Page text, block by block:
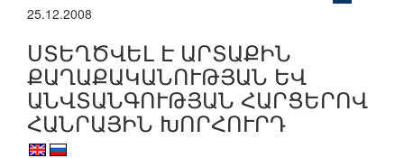
25.12.2008
ՍՏԵՂԾՎԵԼ Է ԱՐՏԱՔԻՆ
ՔԱՂԱՔԱԿԱՆՈՒԹՅԱՆ ԵՎ
ԱՆՎՏԱՆԳՈՒԹՅԱՆ ՀԱՐՑԵՐՈՎ
ՀԱՆՐԱՅԻՆ ԽՈՐՀՈՒՐԴ